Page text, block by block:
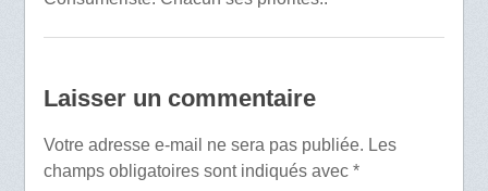
Laisser un commentaire
Votre adresse e-mail ne sera pas publiée. Les
champs obligatoires sont indiqués avec *